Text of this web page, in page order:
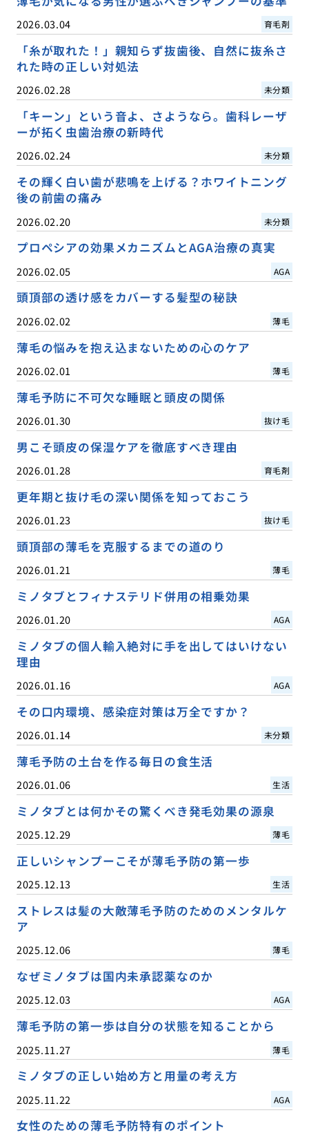
2026.03.04 育毛剤
「糸が取れた！」親知らず抜歯後、自然に抜糸さ
れた時の正しい対処法
2026.02.28 未分類
「キーン」という音よ、さようなら。歯科レーザ
ーが拓く虫歯治療の新時代
2026.02.24 未分類
その輝く白い歯が悲鳴を上げる？ホワイトニング
後の前歯の痛み
2026.02.20 未分類
プロペシアの効果メカニズムとAGA治療の真実
2026.02.05 AGA
頭頂部の透け感をカバーする髪型の秘訣
2026.02.02 薄毛
薄毛の悩みを抱え込まないための心のケア
2026.02.01 薄毛
薄毛予防に不可欠な睡眠と頭皮の関係
2026.01.30 抜け毛
男こそ頭皮の保湿ケアを徹底すべき理由
2026.01.28 育毛剤
更年期と抜け毛の深い関係を知っておこう
2026.01.23 抜け毛
頭頂部の薄毛を克服するまでの道のり
2026.01.21 薄毛
ミノタブとフィナステリド併用の相乗効果
2026.01.20 AGA
ミノタブの個人輸入絶対に手を出してはいけない
理由
2026.01.16 AGA
その口内環境、感染症対策は万全ですか？
2026.01.14 未分類
薄毛予防の土台を作る毎日の食生活
2026.01.06 生活
ミノタブとは何かその驚くべき発毛効果の源泉
2025.12.29 薄毛
正しいシャンプーこそが薄毛予防の第一歩
2025.12.13 生活
ストレスは髪の大敵薄毛予防のためのメンタルケ
ア
2025.12.06 薄毛
なぜミノタブは国内未承認薬なのか
2025.12.03 AGA
薄毛予防の第一歩は自分の状態を知ることから
2025.11.27 薄毛
ミノタブの正しい始め方と用量の考え方
2025.11.22 AGA
女性のための薄毛予防特有のポイント